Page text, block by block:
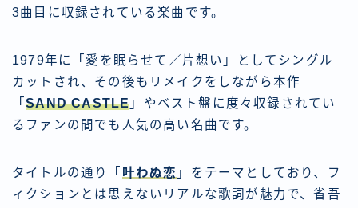
3曲目に収録されている楽曲です。
1979年に「愛を眠らせて／片想い」としてシングル
カットされ、その後もリメイクをしながら本作
「SAND CASTLE 」やベスト盤に度々収録されてい
るファンの間でも人気の高い名曲です。
タイトルの通り「 叶わぬ恋 」をテーマとしており、フ
ィクションとは思えないリアルな歌詞が魅力で、省吾